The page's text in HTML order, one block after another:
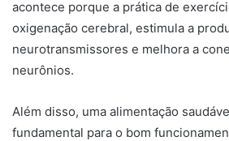
acontece porque a prática de
oxigenação cerebral, estimula a
neurotransmissores e melhora a
neurônios.
Além disso, uma alimentação
fundamental para o bom